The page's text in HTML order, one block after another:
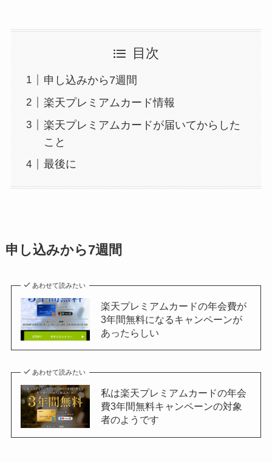
目次
申し込みから7週間
楽天プレミアムカード情報
楽天プレミアムカードが届いてからした
こと
最後に
申し込みから7週間
あわせて読みたい
楽天プレミアムカードの年会費が
3年間無料になるキャンペーンが
あったらしい
あわせて読みたい
私は楽天プレミアムカードの年会
費3年間無料キャンペーンの対象
者のようです